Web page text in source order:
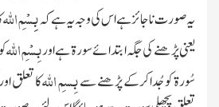
یہ صورت ناجائز ہے اس کی وجہ یہ ہے کہبِِسْمِ اللّٰہ
یعنی پڑھنے کی جگہ ابتدائے سورۃ ہے اوربِسْمِ اللّٰہ
سُورۃ کو جُداکرکے پڑھنے سےبِسمِ اللّٰہکا تعلق